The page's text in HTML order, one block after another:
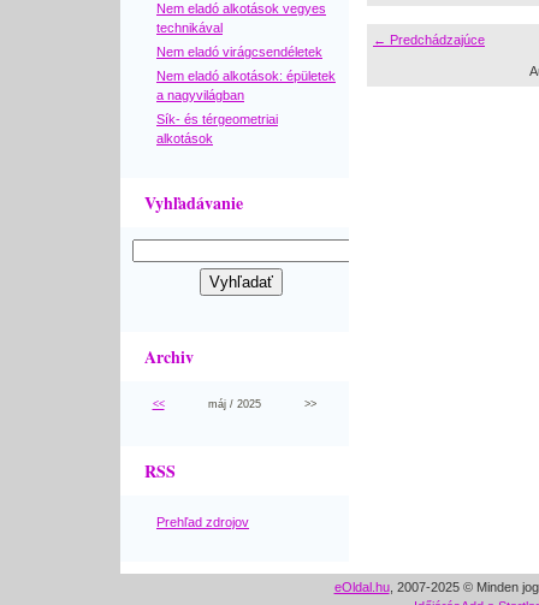
Nem eladó alkotások vegyes
technikával
Nem eladó virágcsendéletek
Nem eladó alkotások: épületek
a nagyvilágban
Sík- és térgeometriai
alkotások
Vyhľadávanie
Archiv
<< máj / 2025 >>
RSS
Prehľad zdrojov
← Predchádzajúce
eOldal.hu, 2007-2025 © Minden